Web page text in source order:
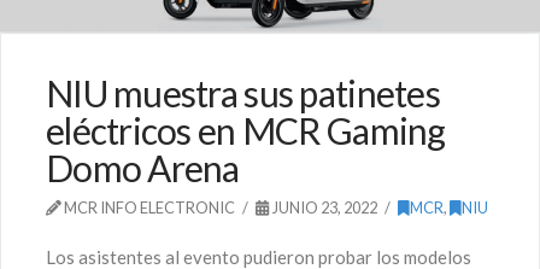
NIU muestra sus patinetes
eléctricos en MCR Gaming
Domo Arena
MCR INFO ELECTRONIC JUNIO 23, 2022 MCR, NIU
Los asistentes al evento pudieron probar los modelos